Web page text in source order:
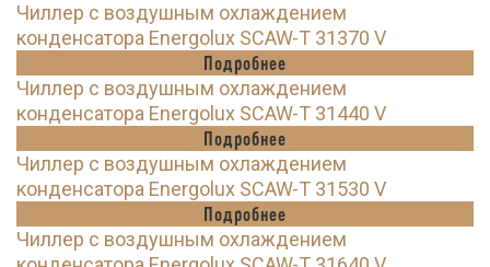
Чиллер с воздушным охлаждением
конденсатора Energolux SCAW-T 31370 V
Подробнее
Чиллер с воздушным охлаждением
конденсатора Energolux SCAW-T 31440 V
Подробнее
Чиллер с воздушным охлаждением
конденсатора Energolux SCAW-T 31530 V
Подробнее
Чиллер с воздушным охлаждением